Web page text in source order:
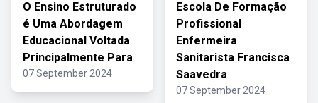
O Ensino Estruturado
é Uma Abordagem
Educacional Voltada
Principalmente Para
07 September 2024
Escola De Formação
Profissional
Enfermeira
Sanitarista Francisca
Saavedra
07 September 2024